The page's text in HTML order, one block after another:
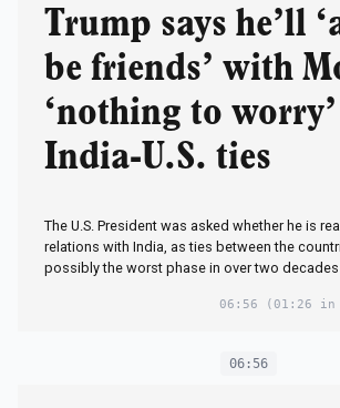
Trump says he’ll
be friends’ with
‘nothing to
India-U.S. ties
The U.S. President was asked whether he is
relations with India, as ties between the
possibly the worst phase in over two decades
06:56 (01:26 in
06:56